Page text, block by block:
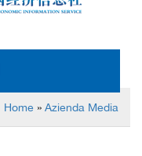
Home » Azienda Media